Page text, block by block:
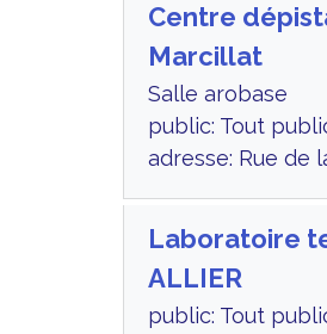
Centre
Marcillat
Salle arobase
public: Tout
adresse: Rue de
Laboratoire
ALLIER
public: Tout